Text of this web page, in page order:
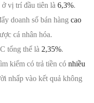
vị trí đầu tiên là 6,3%.
doanh số bán hàng cao
cá nhân hóa.
tổng thể là 2,35%.
kiếm có trả tiền có nhiều
nhấp vào kết quả không